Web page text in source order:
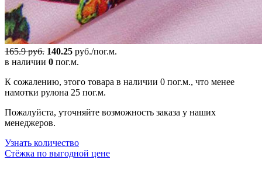
165.9 руб. 140.25 руб./пог.м.
в наличии 0 пог.м.
К сожалению, этого товара в наличии 0 пог.м., что менее
намотки рулона 25 пог.м.
Пожалуйста, уточняйте возможность заказа у наших
менеджеров.
Узнать количество
Стёжка по выгодной цене